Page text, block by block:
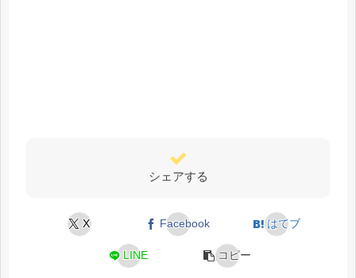
シェアする
X Facebook はてブ
LINE コピー